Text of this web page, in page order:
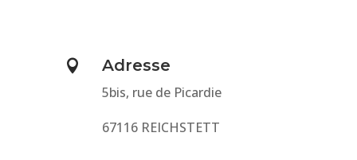
 Adresse
5bis, rue de Picardie
67116 REICHSTETT